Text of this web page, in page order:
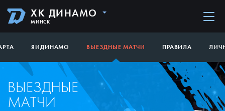
ХК ДИНАМО
МИНСК
ЯИДИНАМО ВЫЕЗДНЫЕ МАТЧИ ПРАВИЛА
ВЫЕЗДНЫЕ
МАТЧИ